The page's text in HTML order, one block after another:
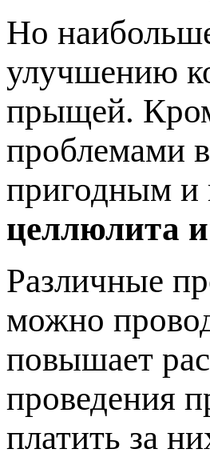
Но
улучшению
прыщей.
проблемами
пригодным и
целлюлита
Различные
можно
повышает
проведения
платить за